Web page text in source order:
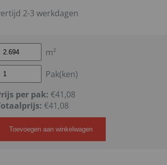
2-3 werkdagen
m²
Pak(ken)
per pak: €41,08
€41,08
Toevoegen aan winkelwagen